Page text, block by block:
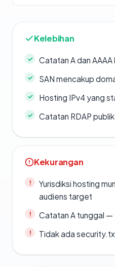
Kelebihan
Catatan A dan
SAN mencakup
Hosting IPv4 yang
Catatan RDAP
Kekurangan
Yurisdiksi hosting
audiens target
Catatan A tunggal
Tidak ada